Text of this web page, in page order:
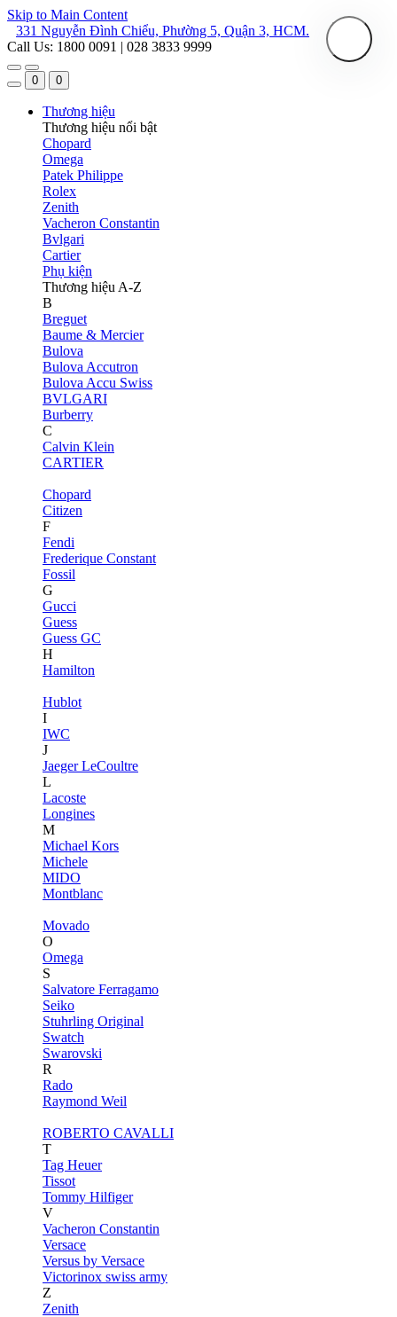
Skip to Main Content
331 Nguyễn Đình Chiểu, Phường 5, Quận 3, HCM.
Call Us: 1800 0091 | 028 3833 9999
0 0
Thương hiệu
Thương hiệu nổi bật
Chopard
Omega
Patek Philippe
Rolex
Zenith
Vacheron Constantin
Bvlgari
Cartier
Phụ kiện
Thương hiệu A-Z
B
Breguet
Baume & Mercier
Bulova
Bulova Accutron
Bulova Accu Swiss
BVLGARI
Burberry
C
Calvin Klein
CARTIER
Chopard
Citizen
F
Fendi
Frederique Constant
Fossil
G
Gucci
Guess
Guess GC
H
Hamilton
Hublot
I
IWC
J
Jaeger LeCoultre
L
Lacoste
Longines
M
Michael Kors
Michele
MIDO
Montblanc
Movado
O
Omega
S
Salvatore Ferragamo
Seiko
Stuhrling Original
Swatch
Swarovski
R
Rado
Raymond Weil
ROBERTO CAVALLI
T
Tag Heuer
Tissot
Tommy Hilfiger
V
Vacheron Constantin
Versace
Versus by Versace
Victorinox swiss army
Z
Zenith